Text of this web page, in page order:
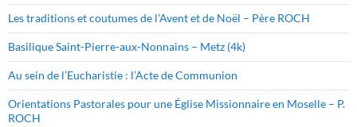
Les traditions et coutumes de l’Avent et de Noël – Père ROCH
Basilique Saint-Pierre-aux-Nonnains – Metz (4k)
Au sein de l’Eucharistie : l’Acte de Communion
Orientations Pastorales pour une Église Missionnaire en Moselle – P.
ROCH